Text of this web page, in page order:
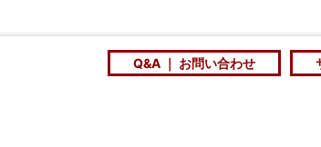
Q&A ｜ お問い合わせ